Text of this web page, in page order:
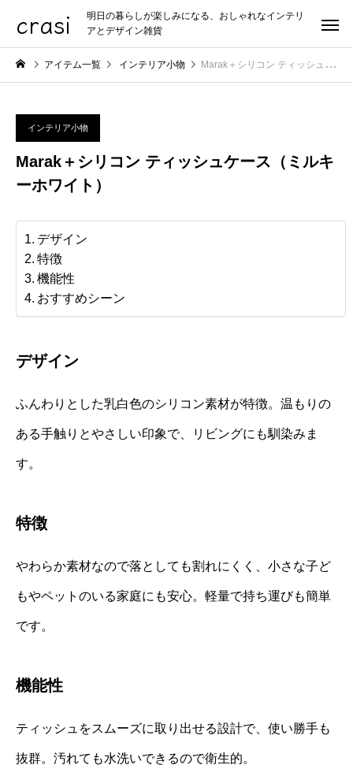
crasi
明日の暮らしが楽しみになる、おしゃれなインテリ
アとデザイン雑貨
アイテム一覧 インテリア小物 Marak＋シリコン ティッシュケース（ミルキーホワイト）
インテリア小物
Marak＋シリコン ティッシュケース（ミルキ
ーホワイト）
デザイン
特徴
機能性
おすすめシーン
デザイン
ふんわりとした乳白色のシリコン素材が特徴。温もりの
ある手触りとやさしい印象で、リビングにも馴染みま
す。
特徴
やわらか素材なので落としても割れにくく、小さな子ど
もやペットのいる家庭にも安心。軽量で持ち運びも簡単
です。
機能性
ティッシュをスムーズに取り出せる設計で、使い勝手も
抜群。汚れても水洗いできるので衛生的。